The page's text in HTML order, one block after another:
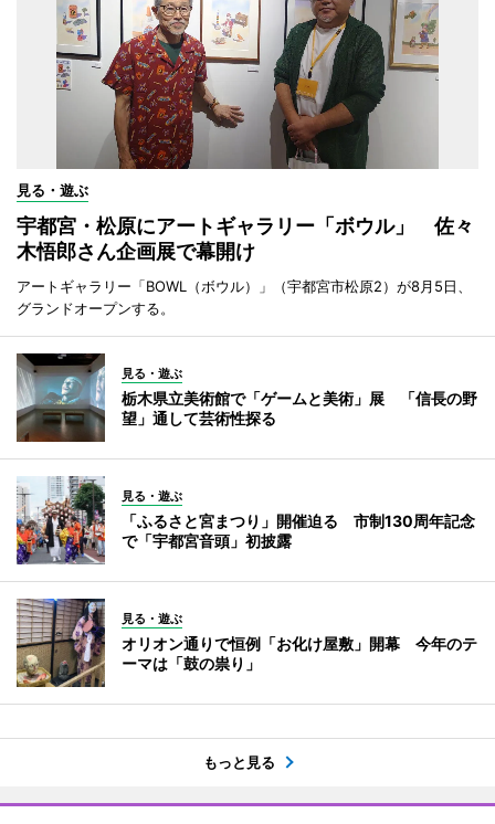
見る・遊ぶ
宇都宮・松原にアートギャラリー「ボウル」 佐々
木悟郎さん企画展で幕開け
アートギャラリー「BOWL（ボウル）」（宇都宮市松原2）が8月5日、
グランドオープンする。
見る・遊ぶ
栃木県立美術館で「ゲームと美術」展 「信長の野
望」通して芸術性探る
見る・遊ぶ
「ふるさと宮まつり」開催迫る 市制130周年記念
で「宇都宮音頭」初披露
見る・遊ぶ
オリオン通りで恒例「お化け屋敷」開幕 今年のテ
ーマは「鼓の祟り」
もっと見る